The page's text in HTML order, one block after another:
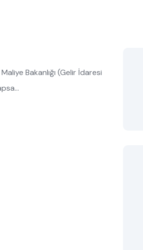
Bakanlığı (Gelir İdaresi